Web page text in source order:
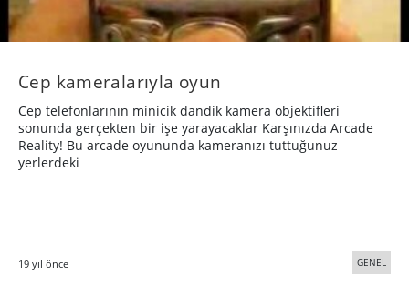
Cep kameralarıyla oyun
Cep telefonlarının minicik dandik kamera objektifleri
sonunda gerçekten bir işe yarayacaklar Karşınızda Arcade
Reality! Bu arcade oyununda kameranızı tuttuğunuz
yerlerdeki
19 yıl önce GENEL